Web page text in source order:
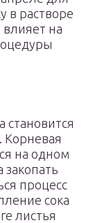
в растворе
влияет на
становится
Корневая
на одном
закопать
процесс
сока
листья